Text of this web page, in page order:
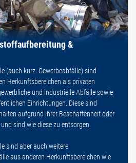
&
(auch kurz: Gewerbeabfälle) sind
Herkunftsbereichen als privaten
und industrielle Abfälle sowie
Einrichtungen. Diese sind
aufgrund ihrer Beschaffenheit oder
sind wie diese zu entsorgen.
sind aber auch weitere
aus anderen Herkunftsbereichen wie